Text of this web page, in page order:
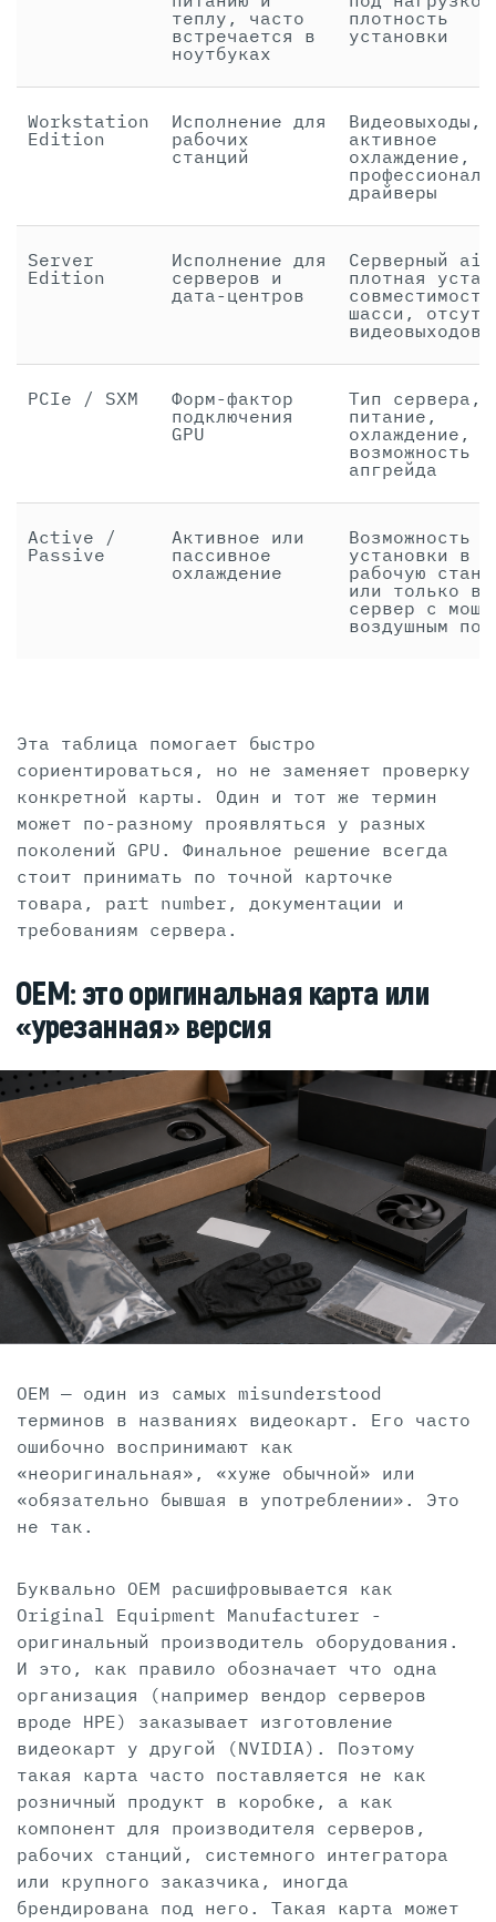
теплу, часто
встречается в
ноутбуках
плотность
установки
Workstation
Edition
Исполнение для
рабочих
станций
Видеовыходы,
активное
охлаждение,
драйверы
Server
Edition
Исполнение для
серверов и
дата-центров
Серверный
плотная
шасси,
видеовыходов
PCIe / SXM
Форм-фактор
подключения
GPU
Тип сервера,
питание,
охлаждение,
возможность
апгрейда
Active /
Passive
Активное или
пассивное
охлаждение
Возможность
установки в
рабочую
или только в
сервер с
воздушным
Эта таблица помогает быстро
сориентироваться, но не заменяет проверку
конкретной карты. Один и тот же термин
может по-разному проявляться у разных
поколений GPU. Финальное решение всегда
стоит принимать по точной карточке
товара, part number, документации и
требованиям сервера.
OEM: это оригинальная карта или
«урезанная» версия
OEM — один из самых misunderstood
терминов в названиях видеокарт. Его часто
ошибочно воспринимают как
«неоригинальная», «хуже обычной» или
«обязательно бывшая в употреблении». Это
не так.
Буквально OEM расшифровывается как
Original Equipment Manufacturer -
оригинальный производитель оборудования.
И это, как правило обозначает что одна
организация (например вендор серверов
вроде HPE) заказывает изготовление
видеокарт у другой (NVIDIA). Поэтому
такая карта часто поставляется не как
розничный продукт в коробке, а как
компонент для производителя серверов,
рабочих станций, системного интегратора
или крупного заказчика, иногда
брендирована под него. Такая карта может